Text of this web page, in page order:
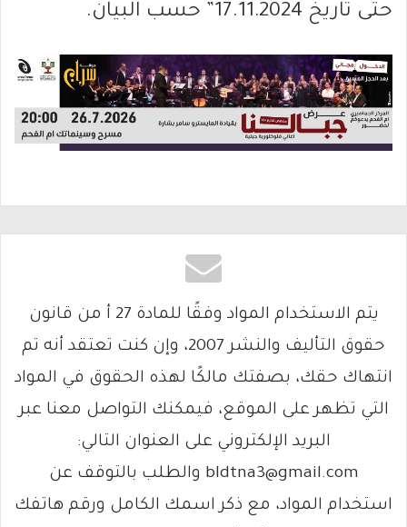
حتى تاريخ 17.11.2024” حسب البيان.
يتم الاستخدام المواد وفقًا للمادة 27 أ من قانون
حقوق التأليف والنشر 2007، وإن كنت تعتقد أنه تم
انتهاك حقك، بصفتك مالكًا لهذه الحقوق في المواد
التي تظهر على الموقع، فيمكنك التواصل معنا عبر
البريد الإلكتروني على العنوان التالي:
bldtna3@gmail.com والطلب بالتوقف عن
استخدام المواد، مع ذكر اسمك الكامل ورقم هاتفك